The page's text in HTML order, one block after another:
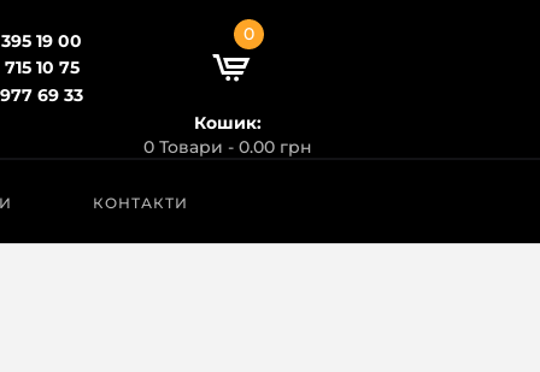
19 00
10 75
69 33
0
Кошик:
0 Товари - 0.00 грн
КОНТАКТИ